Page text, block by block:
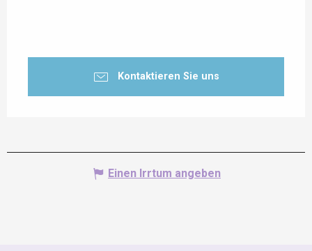
Kontaktieren Sie uns
Einen Irrtum angeben